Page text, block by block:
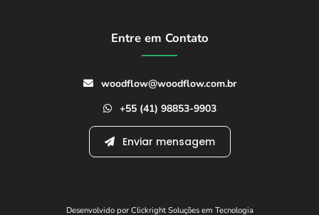
Entre em Contato
woodflow@woodflow.com.br
+55 (41) 98853-9903
Enviar mensagem
Desenvolvido por Clickright Soluções em Tecnologia